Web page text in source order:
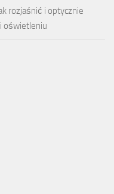
rozjaśnić i optycznie
oświetleniu